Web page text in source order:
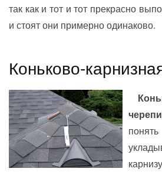
так как и тот и тот прекрасно
и стоят они примерно одинаково.
Коньково-